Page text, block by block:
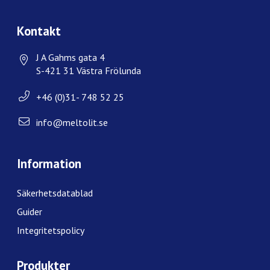
Kontakt
J A Gahms gata 4
S-421 31 Västra Frölunda
+46 (0)31- 748 52 25
info@meltolit.se
Information
Säkerhetsdatablad
Guider
Integritetspolicy
Produkter